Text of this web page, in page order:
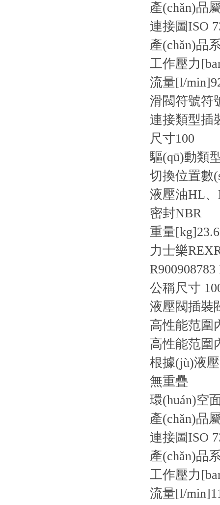
產(chǎn)品
連接圖ISO
產(chǎn)品
工作壓力
流量[l/min]
滑閥符號符
連接類型插
尺寸100
驅(qū)動類
切換位置數
液壓油HL、
密封NBR
重量[kg]
力士樂
公稱尺寸
液壓閥插裝
高性能范圍
高性能范圍
根據(jù)液
無重疊
環(huán)空
產(chǎn)品
連接圖ISO
產(chǎn)品
工作壓力
流量[l/min]